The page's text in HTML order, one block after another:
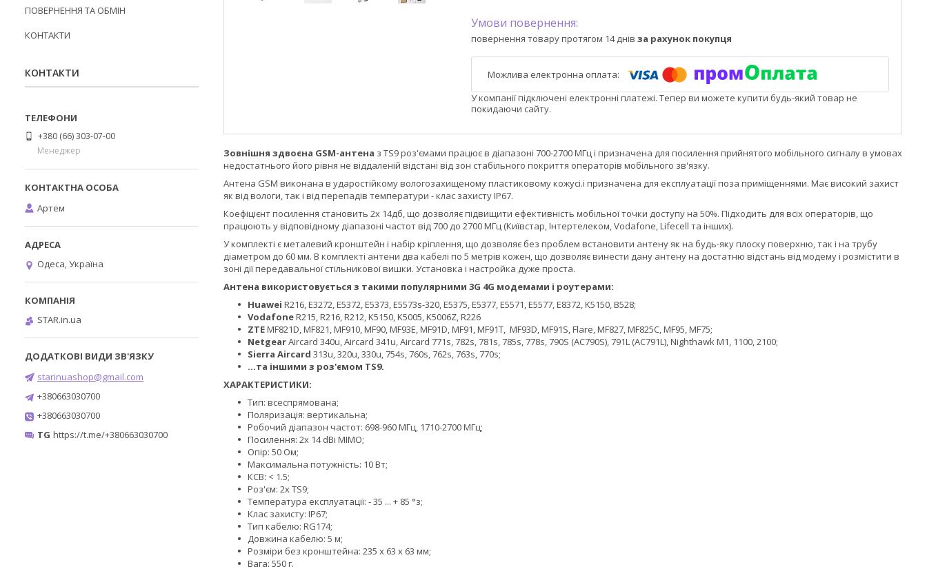
повернення товару протягом 14 днів за рахунок покупця
У компанії підключені електронні платежі. Тепер ви можете купити будь-який товар не
покидаючи сайту.
Зовнішня здвоєна GSM-антена з TS9 роз'ємами працює в діапазоні 700-2700 МГц і призначена для посилення прийнятого мобільного сигналу в умовах
недостатнього його рівня не віддаленій відстані від зон стабільного покриття операторів мобільного зв'язку.
Антена GSM виконана в ударостійкому вологозахищеному пластиковому кожусі.і призначена для експлуатації поза приміщеннями. Має високий захист
як від вологи, так і від перепадів температури - клас захисту IP67.
Коефіцієнт посилення становить 2x 14дб, що дозволяє підвищити ефективність мобільної точки доступу на 50%. Підходить для всіх операторів, що
працюють у відповідному діапазоні частот від 700 до 2700 МГц (Київстар, Інтертелеком, Vodafone, Lifecell та інших).
У комплекті є металевий кронштейн і набір кріплення, що дозволяє без проблем встановити антену як на будь-яку плоску поверхню, так і на трубу
діаметром до 60 мм. В комплекті антени два кабелі по 5 метрів кожен, що дозволяє винести дану антену на достатню відстань від модему і розмістити в
зоні дії передавальної стільникової вишки. Установка і настройка дуже проста.
Антена використовується з такими популярними 3G 4G модемами і роутерами:
Huawei R216, E3272, E5372, E5373, E5573s-320, E5375, E5377, E5571, E5577, E8372, K5150, B528;
VodafoneR215, R216, R212, K5150, K5005, K5006Z, R226
ZTEMF821D, MF821, MF910, MF90, MF93E, MF91D, MF91, MF91T, MF93D, MF91S, Flare, MF827, MF825C, MF95, MF75;
NetgearAircard 340u, Aircard 341u, Aircard 771s, 782s, 781s, 785s, 778s, 790S (AC790S), 791L (AC791L), Nighthawk M1, 1100, 2100;
Sierra Aircard 313u, 320u, 330u, 754s, 760s, 762s, 763s, 770s;
...та іншими з роз'ємом TS9.
ХАРАКТЕРИСТИКИ:
Тип: всеспрямована;
Поляризація: вертикальна;
Робочий діапазон частот: 698-960 МГц, 1710-2700 МГц;
Посилення: 2x 14 dBi MIMO;
Опір: 50 Ом;
Максимальна потужність: 10 Вт;
КСВ: < 1.5;
Роз'єм: 2x TS9;
Температура експлуатації: - 35 ... + 85 °з;
Клас захисту: IP67;
Тип кабелю: RG174;
Довжина кабелю: 5 м;
Розміри без кронштейна: 235 x 63 x 63 мм;
Вага: 550 г.
ПОВЕРНЕННЯ ТА ОБМІН
КОНТАКТИ
КОНТАКТИ
+380 (66) 303-07-00
Менеджер
Артем
Одеса, Україна
STAR.in.ua
starinuashop@gmail.com
+380663030700
+380663030700
TG https://t.me/+380663030700